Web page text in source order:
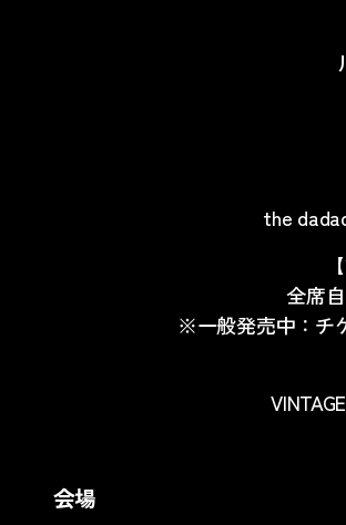
the
全席
※一般発売中：チ
会場